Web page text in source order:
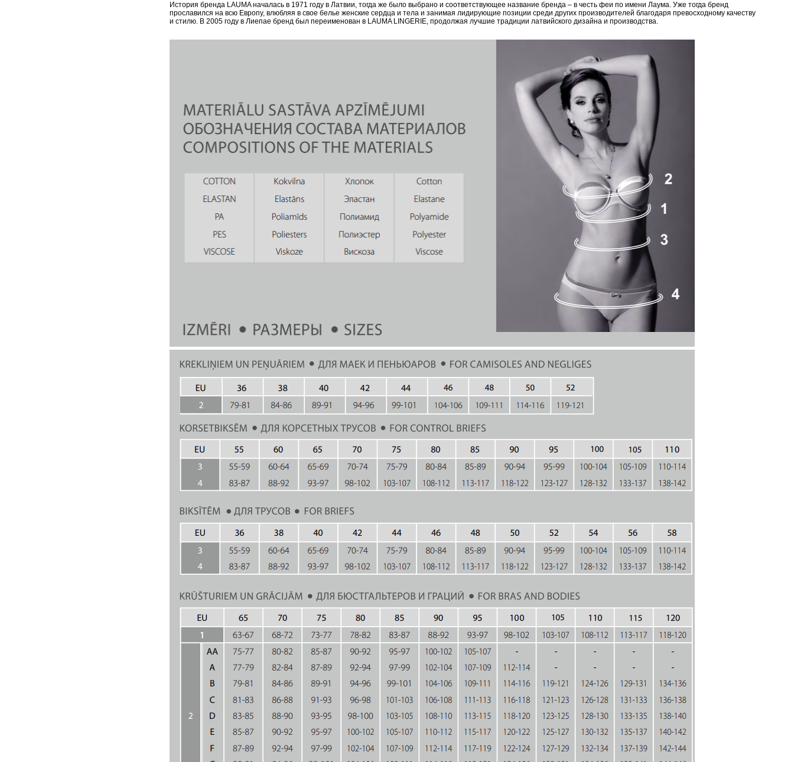
История бренда LAUMA началась в 1971 году в Латвии, тогда же было выбрано и соответствующее название бренда – в честь феи по имени Лаума. Уже тогда бренд
прославился на всю Европу, влюбляя в свое белье женские сердца и тела и занимая лидирующие позиции среди других производителей благодаря превосходному качеству
и стилю. В 2005 году в Лиепае бренд был переименован в LAUMA LINGERIE, продолжая лучшие традиции латвийского дизайна и производства.